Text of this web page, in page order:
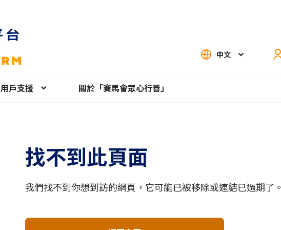
中文
用戶支援 關於「賽馬會眾心行善」
找不到此頁面
我們找不到你想到訪的網頁，它可能已被移除或連結已過期了。